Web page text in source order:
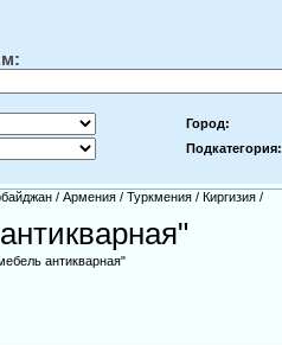
Город:
Подкатегория:
/ Армения / Туркмения / Киргизия /
антикварная"